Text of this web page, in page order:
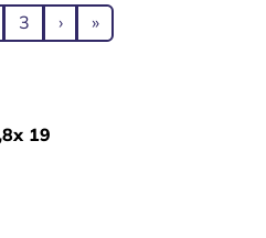
страница
Page
3 Следующая страница
› Последняя
»
19